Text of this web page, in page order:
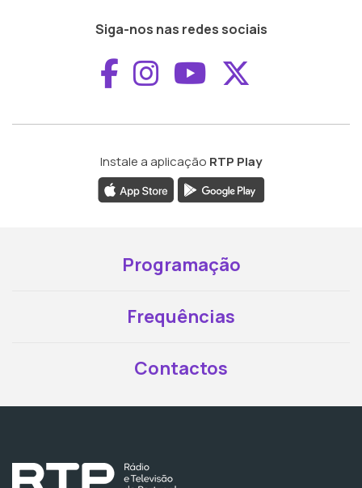
Siga-nos nas redes sociais
Aceder ao
Aceder ao
Aceder ao
Instale a aplicação RTP Play
Programação
Frequências
Contactos